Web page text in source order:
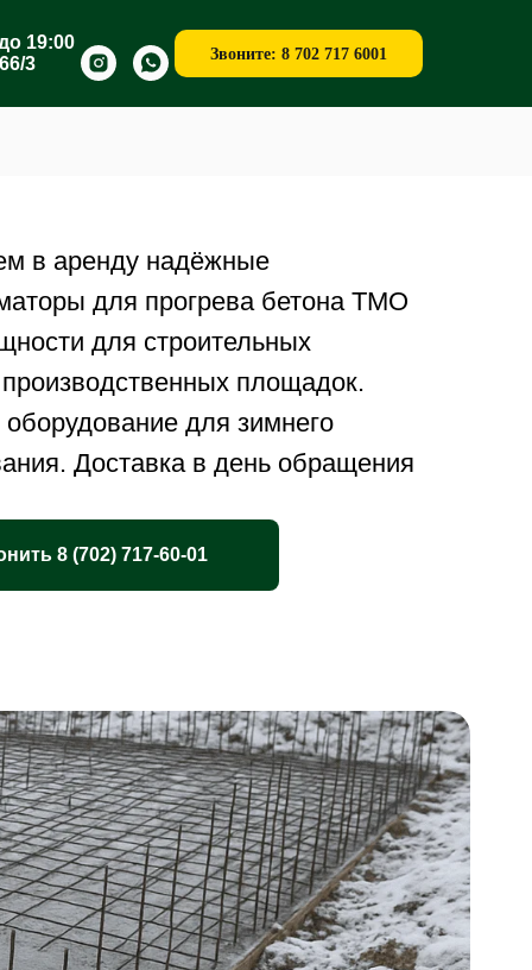
19:00
3
Звоните: 8 702 717 6001
в аренду надёжные
для прогрева бетона ТМО
для строительных
площадок.
для зимнего
Доставка в день обращения
8 (702) 717-60-01